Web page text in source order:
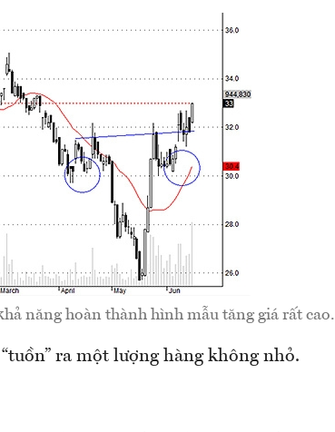
năng hoàn thành hình mẫu tăng giá rất cao.
ra một lượng hàng không nhỏ.